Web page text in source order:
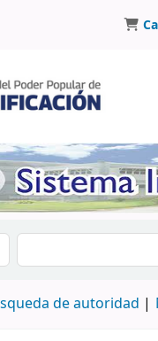
Buscar en el
de autoridad